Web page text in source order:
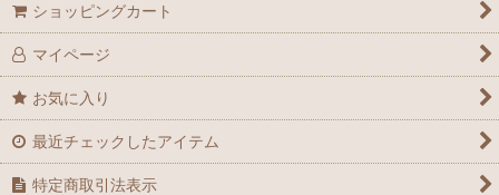
ショッピングカート
マイページ
お気に入り
最近チェックしたアイテム
特定商取引法表示